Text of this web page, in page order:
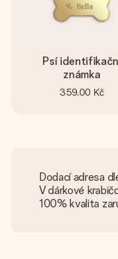
Psí
známka
359,00 Kč
Dodací adresa
V dárkové
100% kvalita